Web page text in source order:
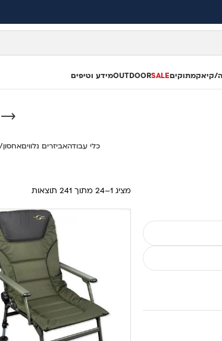
קיאקמתוקיםSALE
OUTDOORמידע וטיפים
כלי עבודהאביזרים נלווים
מציג 1–24 מתוך 241 תוצאות